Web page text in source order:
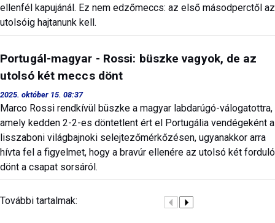
ellenfél kapujánál. Ez nem edzőmeccs: az első másodperctől az
utolsóig hajtanunk kell.
Portugál-magyar - Rossi: büszke vagyok, de az
utolsó két meccs dönt
2025. október 15. 08:37
Marco Rossi rendkívül büszke a magyar labdarúgó-válogatottra,
amely kedden 2-2-es döntetlent ért el Portugália vendégeként a
lisszaboni világbajnoki selejtezőmérkőzésen, ugyanakkor arra
hívta fel a figyelmet, hogy a bravúr ellenére az utolsó két forduló
dönt a csapat sorsáról.
További tartalmak: